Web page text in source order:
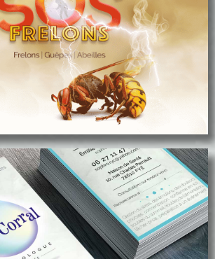
Communication SOS Frelons
voir le projet
Visuels Sophrologie
voir le projet